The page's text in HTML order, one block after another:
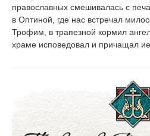
православных смешивалась с
в Оптиной, где нас встречал
Трофим, в трапезной кормил
храме исповедовал и причащал